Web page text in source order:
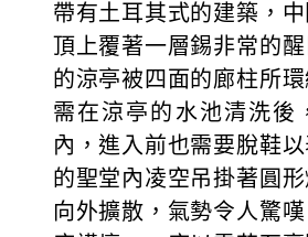
帶有土耳其式的建築，中
頂上覆著一層錫非常的
的涼亭被四面的廊柱所
需在涼亭的水池清洗後
內，進入前也需要脫鞋
的聖堂內凌空吊掛著圓
向外擴散，氣勢令人驚